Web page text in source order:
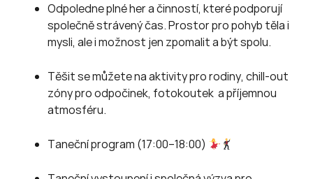
Odpoledne plné her a činností, které podporují
společně strávený čas. Prostor pro pohyb těla i
mysli, ale i možnost jen zpomalit a být spolu.
Těšit se můžete na aktivity pro rodiny, chill-out
zóny pro odpočinek, fotokoutek a příjemnou
atmosféru.
Taneční program (17:00–18:00)